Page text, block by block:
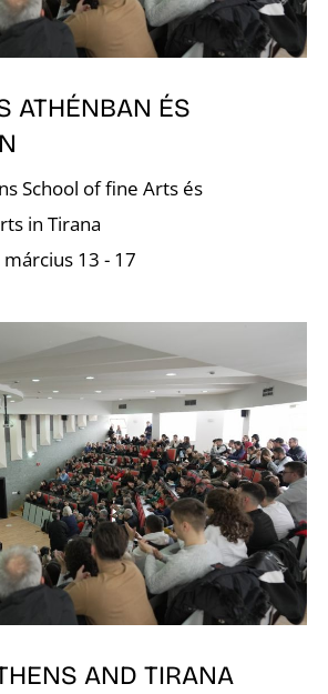
ATHÉNBAN ÉS
School of fine Arts és
in Tirana
13 - 17
AND TIRANA